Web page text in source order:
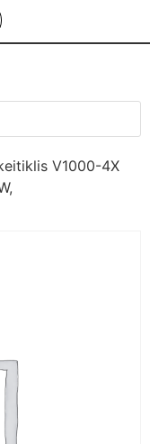
V1000-4X